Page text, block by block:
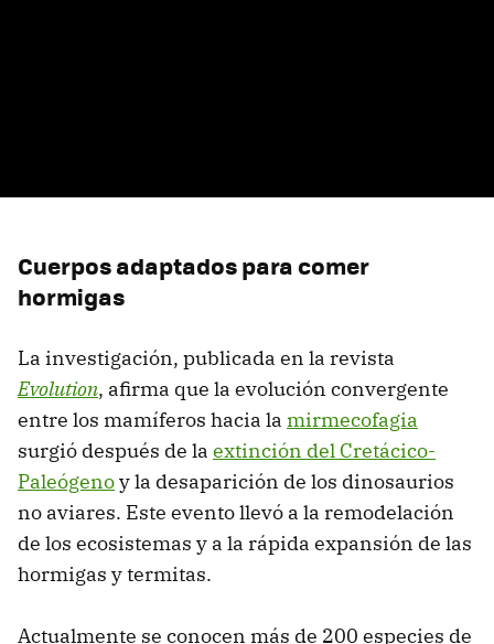
Cuerpos adaptados para comer
hormigas
La investigación, publicada en la revista
Evolution, afirma que la evolución convergente
entre los mamíferos hacia la mirmecofagia
surgió después de la extinción del Cretácico-
Paleógenoy la desaparición de los dinosaurios
no aviares. Este evento llevó a la remodelación
de los ecosistemas y a la rápida expansión de las
hormigas y termitas.
Actualmente se conocen más de 200 especies de